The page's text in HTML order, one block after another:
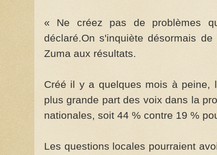
« Ne créez pas de problèmes
déclaré.On s'inquiète désormais
Zuma aux résultats.
Créé il y a quelques mois à
plus grande part des voix dans la
nationales, soit 44 % contre 19 %
Les questions locales pourraient